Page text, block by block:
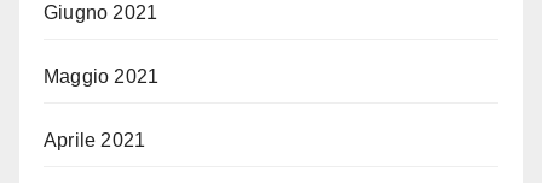
Giugno 2021
Maggio 2021
Aprile 2021